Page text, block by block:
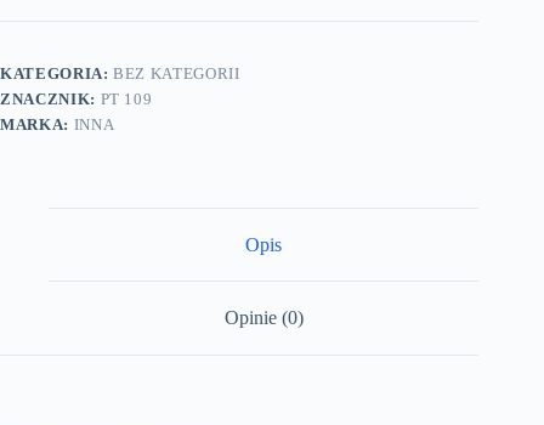
KATEGORIA:BEZ KATEGORII
ZNACZNIK: PT 109
MARKA: INNA
Opis
Opinie (0)